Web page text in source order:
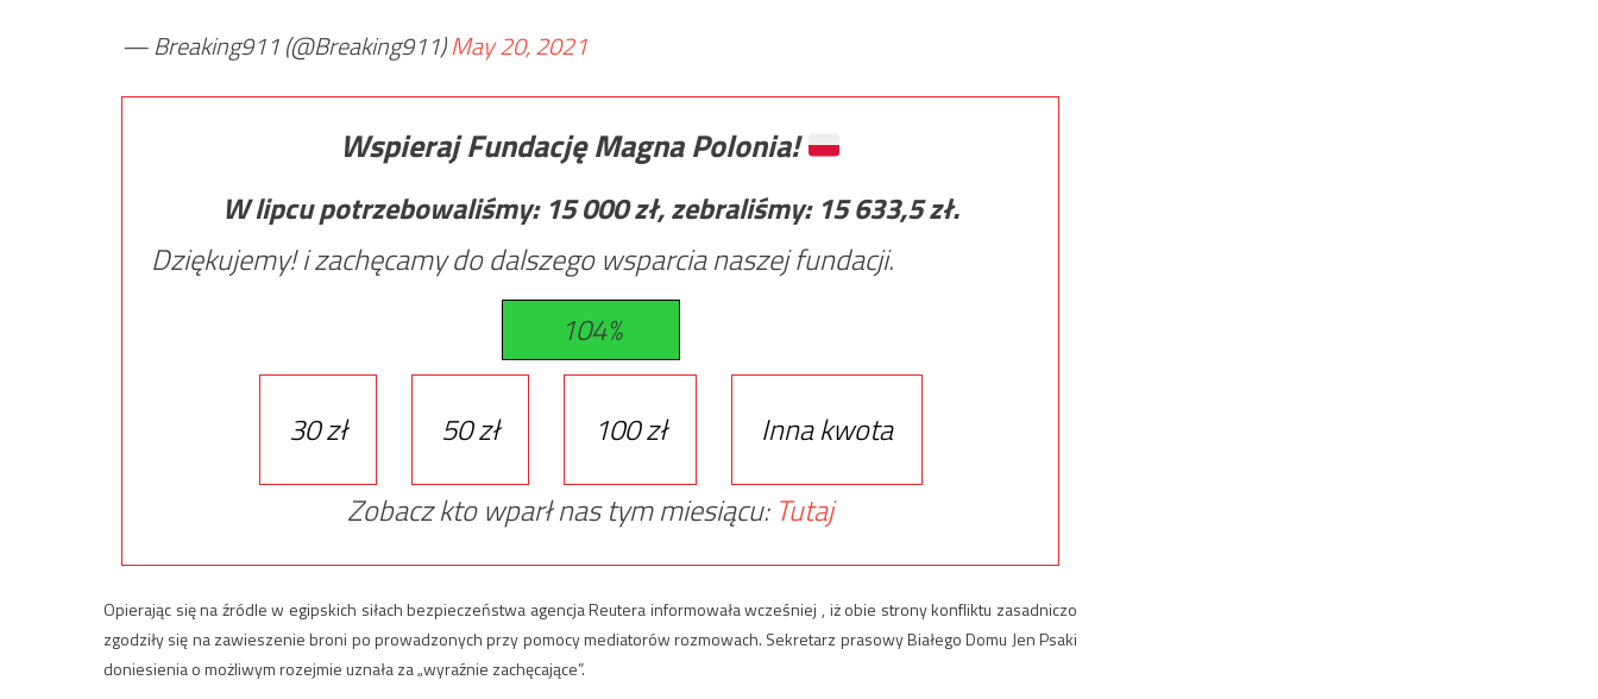
— Breaking911 (@Breaking911)May 20, 2021
Wspieraj Fundację Magna Polonia!
W lipcu potrzebowaliśmy: 15 000zł, zebraliśmy: 15 633,5zł.
Dziękujemy! i zachęcamy do dalszego wsparcia naszej fundacji.
104%
30 zł 50 zł 100 zł
Inna kwota
Zobacz kto wparł nas tym miesiącu: Tutaj
Opierając się na źródle w egipskich siłach bezpieczeństwa agencja Reutera informowała wcześniej , iż obie strony konfliktu zasadniczo
zgodziły się na zawieszenie broni po prowadzonych przy pomocy mediatorów rozmowach. Sekretarz prasowy Białego Domu Jen Psaki
doniesienia o możliwym rozejmie uznała za „wyraźnie zachęcające”.